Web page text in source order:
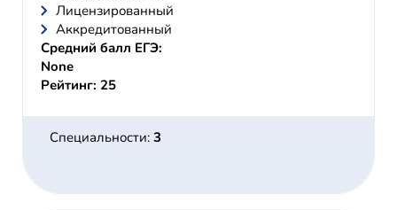
Лицензированный
Аккредитованный
Средний балл ЕГЭ:
None
Рейтинг: 25
Специальности: 3